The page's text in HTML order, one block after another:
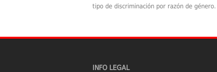
tipo de discriminación por razón de género.
INFO LEGAL